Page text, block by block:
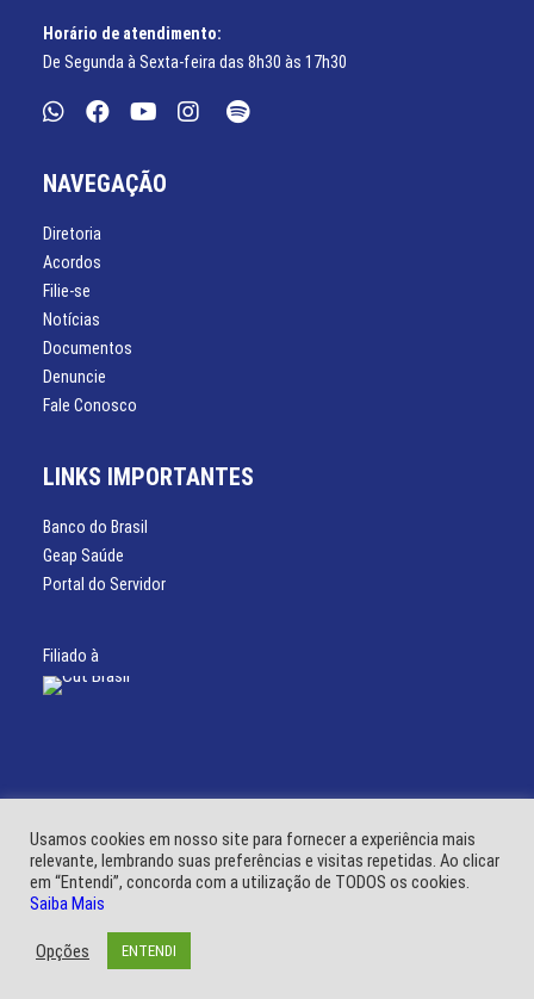
Horário de atendimento:
De Segunda à Sexta-feira das 8h30 às 17h30
NAVEGAÇÃO
Diretoria
Acordos
Filie-se
Notícias
Documentos
Denuncie
Fale Conosco
LINKS IMPORTANTES
Banco do Brasil
Geap Saúde
Portal do Servidor
Filiado à
© SINSSP 2021 – Todos os direitos reservados. Desenvolvido por:
Usamos cookies em nosso site para fornecer a experiência mais
relevante, lembrando suas preferências e visitas repetidas. Ao clicar
em “Entendi”, concorda com a utilização de TODOS os cookies.
Saiba Mais
Opções ENTENDI